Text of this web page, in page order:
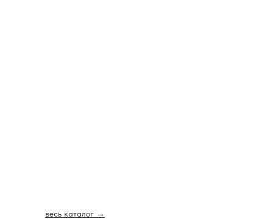
весь каталог →